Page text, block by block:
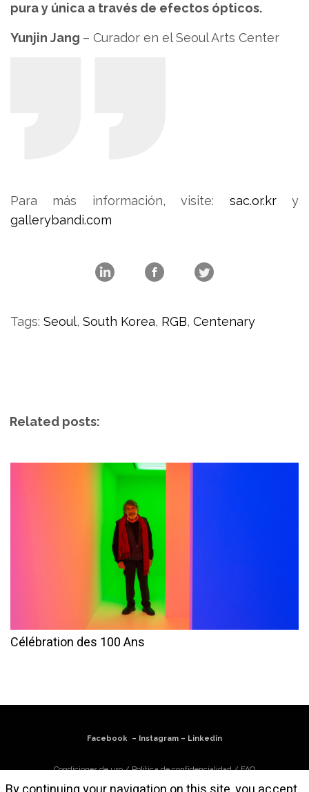
pura y única a través de efectos ópticos.
Yunjin Jang – Curador en el Seoul Arts Center
Para más información, visite: sac.or.kry
gallerybandi.com
Tags:Seoul,South Korea, RGB,Centenary
Related posts:
Célébration des 100 Ans
Facebook– Instagram – Linkedin
Condiciones de uso/Política de confidencialidad/FAQ